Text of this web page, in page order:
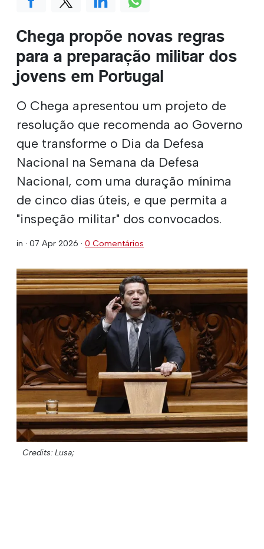
Chega propõe novas regras
para a preparação militar dos
jovens em Portugal
O Chega apresentou um projeto de
resolução que recomenda ao Governo
que transforme o Dia da Defesa
Nacional na Semana da Defesa
Nacional, com uma duração mínima
de cinco dias úteis, e que permita a
"inspeção militar" dos convocados.
in · 07 Apr 2026 · 0 Comentários
Credits: Lusa;